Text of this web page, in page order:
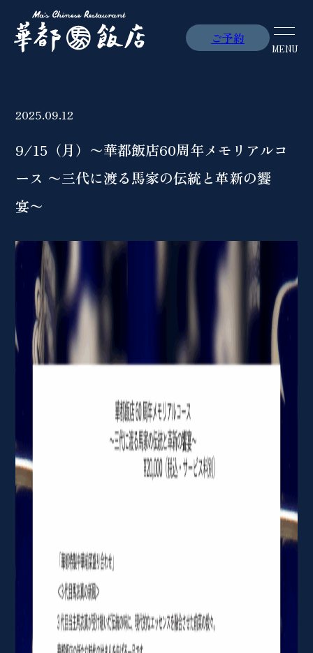
ご予約
MENU
ご予約
MENU
2025.09.12
9/15（月）〜華都飯店60周年メモリアルコ
ース 〜三代に渡る馬家の伝統と革新の饗
宴〜